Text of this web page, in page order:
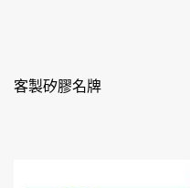
客製矽膠名牌